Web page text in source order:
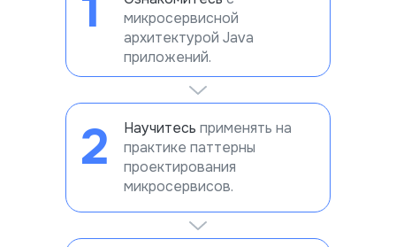
2 Научитесь применять на
практике паттерны
проектирования
микросервисов.
микросервисной
архитектурой Java
приложений.